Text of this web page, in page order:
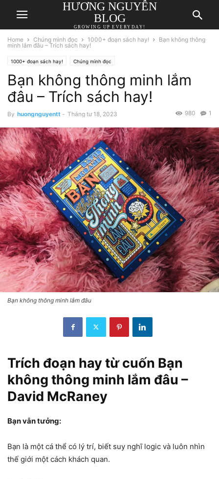
HƯƠNG NGUYỄN
BLOG
GROWING UP EVERYDAY!
Home Chúng mình đọc 1000+ đoạn sách hay!
Bạn không thông
minh lắm đâu – Trích sách hay!
1000+ đoạn sách hay! Chúng mình đọc
Bạn không thông minh lắm
đâu – Trích sách hay!
By huongnguyentt - Tháng tư 18, 2023 1
980
Bạn không thông minh lắm đâu
Trích đoạn hay từ cuốn Bạn
không thông minh lắm đâu –
David McRaney
Bạn vẫn tưởng:
Bạn là một cá thể có lý trí, biết suy nghĩ logic và luôn nhìn
thế giới một cách khách quan.